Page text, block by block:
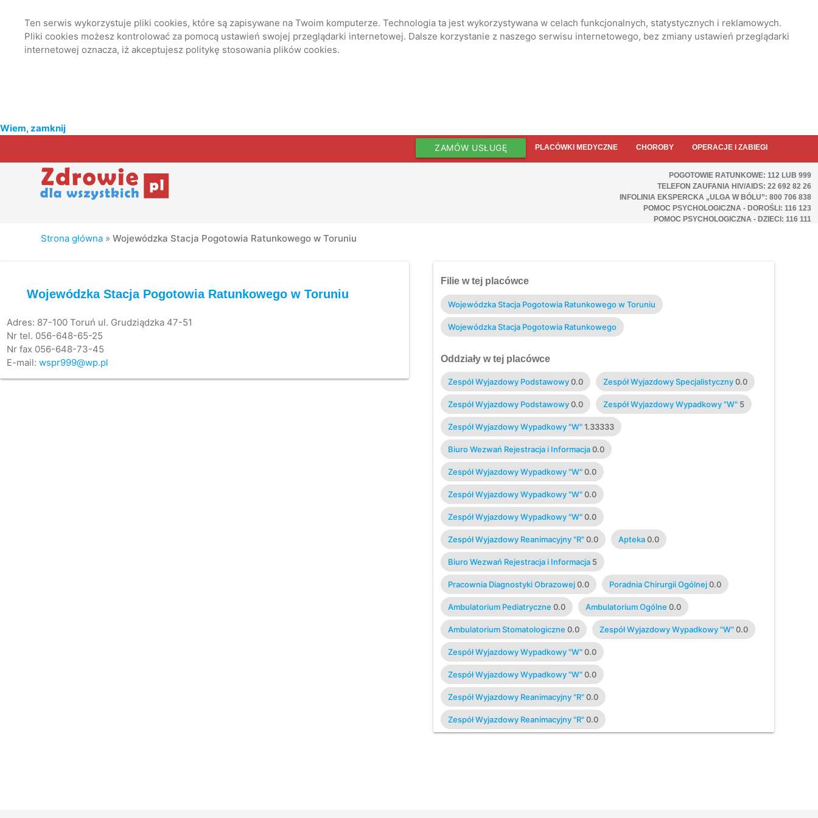
Ten serwis wykorzystuje pliki cookies, które są zapisywane na Twoim komputerze. Technologia ta jest wykorzystywana w celach funkcjonalnych, statystycznych i reklamowych.
Pliki cookies możesz kontrolować za pomocą ustawień swojej przeglądarki internetowej. Dalsze korzystanie z naszego serwisu internetowego, bez zmiany ustawień przeglądarki
internetowej oznacza, iż akceptujesz politykę stosowania plików cookies.
Wiem, zamknij
ZAMÓW USŁUGĘ PLACÓWKI MEDYCZNE CHOROBY OPERACJE I ZABIEGI
POGOTOWIE RATUNKOWE: 112 LUB 999
TELEFON ZAUFANIA HIV/AIDS: 22 692 82 26
INFOLINIA EKSPERCKA „ULGA W BÓLU”: 800 706 838
POMOC PSYCHOLOGICZNA - DOROŚLI: 116 123
POMOC PSYCHOLOGICZNA - DZIECI: 116 111
Strona główna »Wojewódzka Stacja Pogotowia Ratunkowego w Toruniu
Wojewódzka Stacja Pogotowia Ratunkowego w Toruniu
Adres: 87-100 Toruń ul. Grudziądzka 47-51
Nr tel. 056-648-65-25
Nr fax 056-648-73-45
E-mail:wspr999@wp.pl
Filie w tej placówce
Wojewódzka Stacja Pogotowia Ratunkowego w Toruniu
Wojewódzka Stacja Pogotowia Ratunkowego
Oddziały w tej placówce
Zespół Wyjazdowy Podstawowy 0.0 Zespół Wyjazdowy Specjalistyczny 0.0
Zespół Wyjazdowy Podstawowy 0.0 Zespół Wyjazdowy Wypadkowy "W" 5
Zespół Wyjazdowy Wypadkowy "W" 1.33333
Biuro Wezwań Rejestracja i Informacja 0.0
Zespół Wyjazdowy Wypadkowy "W" 0.0
Zespół Wyjazdowy Wypadkowy "W" 0.0
Zespół Wyjazdowy Wypadkowy "W" 0.0
Zespół Wyjazdowy Reanimacyjny "R" 0.0 Apteka 0.0
Biuro Wezwań Rejestracja i Informacja 5
Pracownia Diagnostyki Obrazowej 0.0 Poradnia Chirurgii Ogólnej 0.0
Ambulatorium Pediatryczne 0.0 Ambulatorium Ogólne 0.0
Ambulatorium Stomatologiczne 0.0 Zespół Wyjazdowy Wypadkowy "W" 0.0
Zespół Wyjazdowy Wypadkowy "W" 0.0
Zespół Wyjazdowy Wypadkowy "W" 0.0
Zespół Wyjazdowy Reanimacyjny "R" 0.0
Zespół Wyjazdowy Reanimacyjny "R" 0.0